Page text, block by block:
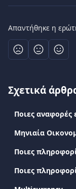
Απαντήθηκε η
Σχετικά
Μηνιαία